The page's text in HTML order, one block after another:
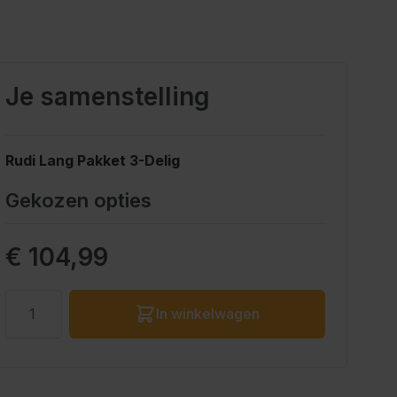
Je samenstelling
Rudi Lang Pakket 3-Delig
Gekozen opties
Prijs eindproduct
€ 104,99
In winkelwagen